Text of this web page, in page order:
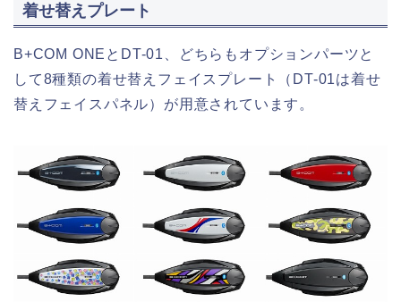
着せ替えプレート
B+COM ONEとDT-01、どちらもオプションパーツと
して8種類の着せ替えフェイスプレート（DT-01は着せ
替えフェイスパネル）が用意されています。